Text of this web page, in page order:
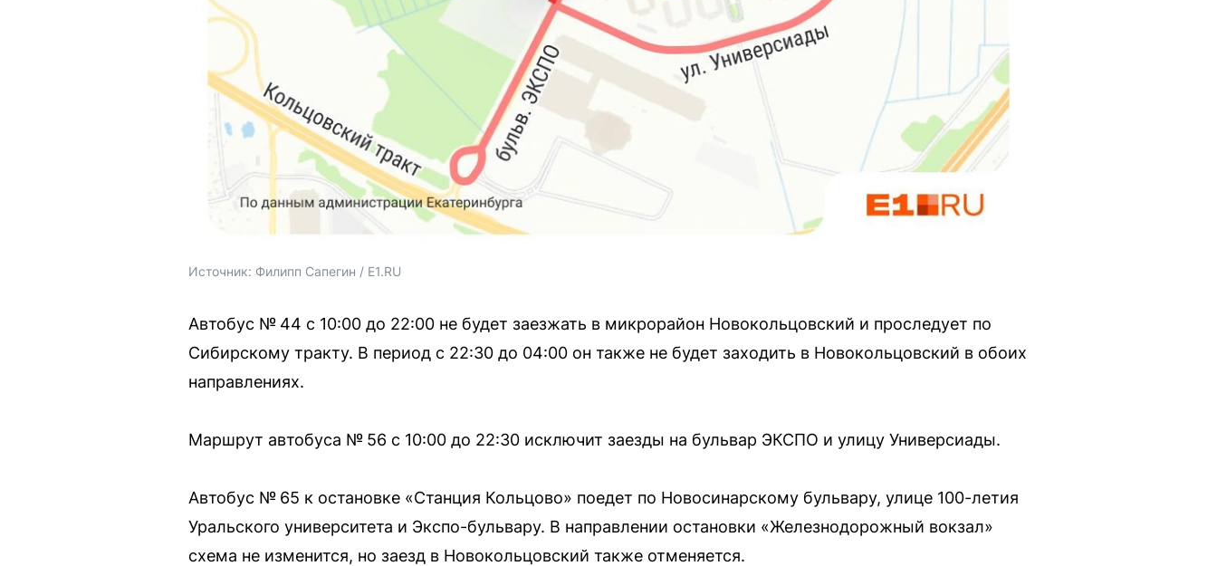
Источник: Филипп Сапегин / E1.RU
Автобус № 44 с 10:00 до 22:00 не будет заезжать в микрорайон Новокольцовский и проследует по
Сибирскому тракту. В период с 22:30 до 04:00 он также не будет заходить в Новокольцовский в обоих
направлениях.
Маршрут автобуса № 56 с 10:00 до 22:30 исключит заезды на бульвар ЭКСПО и улицу Универсиады.
Автобус № 65 к остановке «Станция Кольцово» поедет по Новосинарскому бульвару, улице 100-летия
Уральского университета и Экспо-бульвару. В направлении остановки «Железнодорожный вокзал»
схема не изменится, но заезд в Новокольцовский также отменяется.